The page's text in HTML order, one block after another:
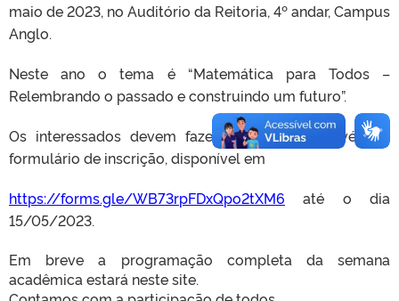
maio de 2023, no Auditório da Reitoria, 4º andar, Campus
Anglo.
Neste ano o tema é “Matemática para Todos –
Relembrando o passado e construindo um futuro”.
Os interessados devem fazer a inscrição através do
formulário de inscrição, disponível em
https://forms.gle/WB73rpFDxQpo2tXM6 até o dia
15/05/2023.
Em breve a programação completa da semana
acadêmica estará neste site.